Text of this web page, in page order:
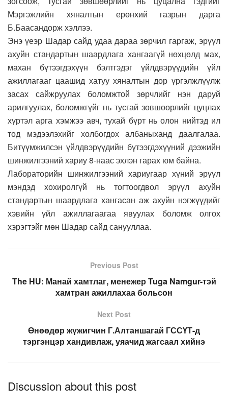
Мэргэжлийн хяналтын ерөнхий газрын дарга
Б.Баасандорж хэллээ.
Энэ үеэр Шадар сайд удаа дараа зөрчил гаргаж, эрүүл
ахуйн стандартын шаардлага хангаагүй нөхцөлд мах,
махан бүтээгдэхүүн бэлтгэдэг үйлдвэрүүдийн үйл
ажиллагааг цаашид хатуу хяналтын дор үргэлжлүүлж
засах сайжруулах боломжтой зөрчлийг нэн даруй
арилгуулах, боломжгүйг нь тусгай зөвшөөрлийг цуцлах
хүртэл арга хэмжээ авч, тухай бүрт нь олон нийтэд ил
тод мэдээлэхийг холбогдох албаныханд даалгалаа.
Битүүмжилсэн үйлдвэрүүдийн бүтээгдэхүүний дээжийн
шинжилгээний хариу 8-наас эхлэн гарах юм байна.
Лабораторийн шинжилгээний хариугаар хүний эрүүл
мэндэд хохиролгүй нь тогтоогдвол эрүүл ахуйн
стандартын шаардлага хангасан аж ахуйн нэгжүүдийг
хэвийн үйл ажиллагаагаа явуулах боломж олгох
хэрэгтэйг мөн Шадар сайд санууллаа.
Previous Post
The HU: Манай хамтлаг, менежер Tuga Namgur-тэй
хамтран ажиллахаа больсон
Next Post
Өнөөдөр жүжигчин Г.Алтаншагай ГССҮТ-д
тэргэнцэр хандивлаж, уяачид жагсаал хийнэ
Discussion about this post